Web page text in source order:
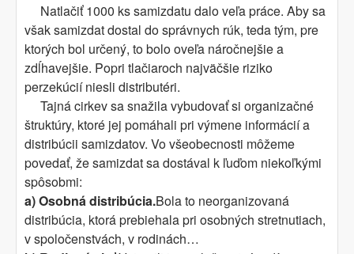
Natlačiť 1000 ks samizdatu dalo veľa práce. Aby sa
však samizdat dostal do správnych rúk, teda tým, pre
ktorých bol určený, to bolo oveľa náročnejšie a
zdĺhavejšie. Popri tlačiaroch najväčšie riziko
perzekúcií niesli distributéri.
Tajná cirkev sa snažila vybudovať si organizačné
štruktúry, ktoré jej pomáhali pri výmene informácií a
distribúcii samizdatov. Vo všeobecnosti môžeme
povedať, že samizdat sa dostával k ľuďom niekoľkými
spôsobmi:
a) Osobná distribúcia.Bola to neorganizovaná
distribúcia, ktorá prebiehala pri osobných stretnutiach,
v spoločenstvách, v rodinách…